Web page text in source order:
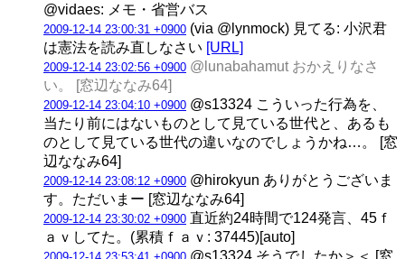
@vidaes: メモ・省営バス
2009-12-14 23:00:31 +0900 (via @lynmock) 見てる: 小沢君
は憲法を読み直しなさい [URL]
2009-12-14 23:02:56 +0900 @lunabahamut おかえりなさ
い。 [窓辺ななみ64]
2009-12-14 23:04:10 +0900 @s13324 こういった行為を、
当たり前にはないものとして見ている世代と、あるも
のとして見ている世代の違いなのでしょうかね…。 [窓
辺ななみ64]
2009-12-14 23:08:12 +0900 @hirokyun ありがとうございま
す。ただいまー [窓辺ななみ64]
2009-12-14 23:30:02 +0900 直近約24時間で124発言、45ｆ
ａｖしてた。(累積ｆａｖ: 37445)[auto]
@s13324 そうでしたか＞＜ [窓